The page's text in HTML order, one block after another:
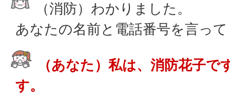
（消防）わかりました。
あなたの名前と電話番号を言っ
（あなた）私は、消防花子で
す。